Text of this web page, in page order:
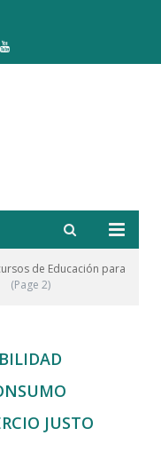
YouTube
de Educación para
(Page 2)
JUSTO